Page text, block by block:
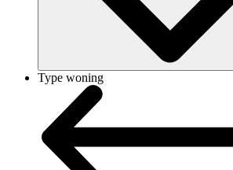
Type woning